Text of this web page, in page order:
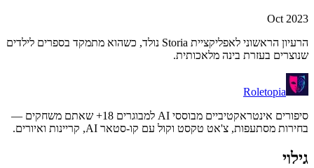
Oct 2023
הרעיון הראשוני לאפליקציית Storia נולד, כשהוא מתמקד בספרים לילדים
שנוצרים בעזרת בינה מלאכותית.
Roletopia
סיפורים אינטראקטיביים מבוססי AI למבוגרים 18+ שאתם משחקים —
בחירות מסתעפות, צ'אט טקסט וקול עם קו-סטאר AI, קריינות ואיורים.
גילוי